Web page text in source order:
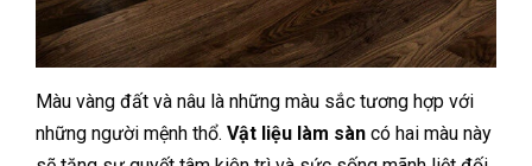
Màu vàng đất và nâu là những màu sắc tương hợp với
những người mệnh thổ. Vật liệu làm sàn có hai màu này